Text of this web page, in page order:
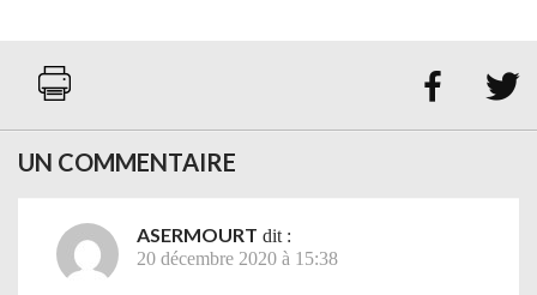
 
UN COMMENTAIRE
ASERMOURT dit :
20 décembre 2020 à 15:38